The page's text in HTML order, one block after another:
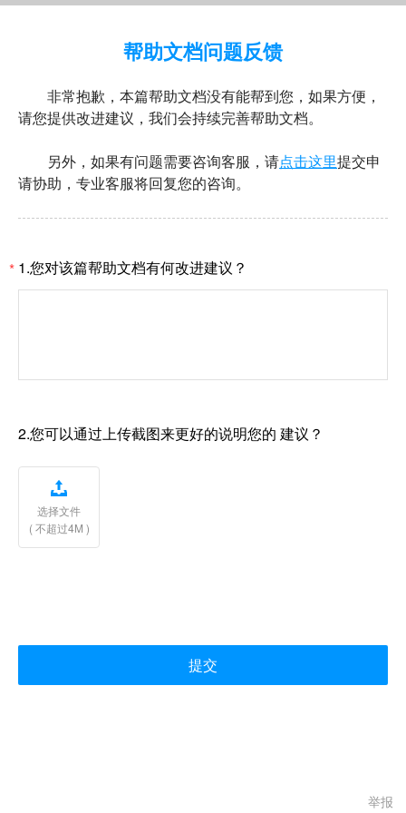
帮助文档问题反馈
非常抱歉，本篇帮助文档没有能帮到您，如果方便，
请您提供改进建议，我们会持续完善帮助文档。
另外，如果有问题需要咨询客服，请点击这里提交申
请协助，专业客服将回复您的咨询。
* 1.您对该篇帮助文档有何改进建议？
2.您可以通过上传截图来更好的说明您的 建议？

选择文件
( 不超过4M )
提交
举报